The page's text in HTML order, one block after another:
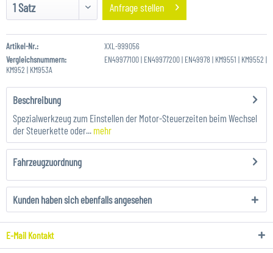
Anfrage stellen
Artikel-Nr.:
XXL-999056
Vergleichsnummern:
EN49977100 | EN49977200 | EN49978 | KM9551 | KM9552 |
KM952 | KM953A
Beschreibung
Spezialwerkzeug zum Einstellen der Motor-Steuerzeiten beim Wechsel
der Steuerkette oder... mehr
Fahrzeugzuordnung
Kunden haben sich ebenfalls angesehen
E-Mail Kontakt